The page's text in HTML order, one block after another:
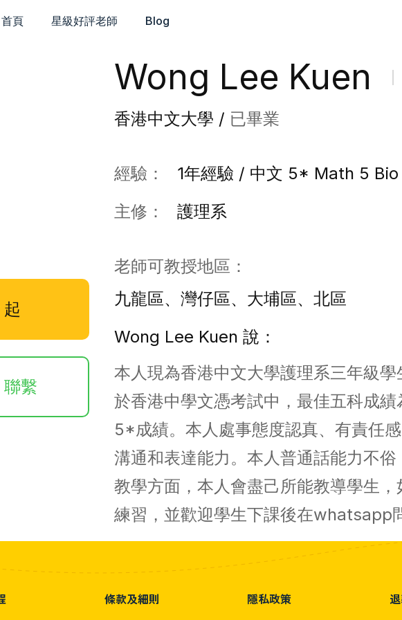
首頁 星級好評老師 Blog
起
繫
Wong Lee Kuen
香港中文大學 / 已畢業
經驗：
1年經驗 / 中文 5* Math 5
主修：
護理系
老師可教授地區：
九龍區、灣仔區、大埔區、北區
Wong Lee Kuen 說：
本人現為香港中文大學護理系三年級
於香港中學文憑考試中，最佳五科成
5*成績。本人處事態度認真、有責任
溝通和表達能力。本人普通話能力不
教學方面，本人會盡己所能教導學生
練習，並歡迎學生下課後在whatsapp
條款及細則 隱私政策